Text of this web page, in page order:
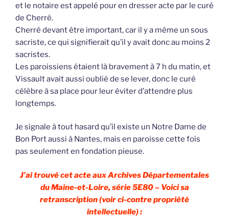
et le notaire est appelé pour en dresser acte par le curé
de Cherré.
Cherré devant être important, car il y a même un sous
sacriste, ce qui signifierait qu’il y avait donc au moins 2
sacristes.
Les paroissiens étaient là bravement à 7 h du matin, et
Vissault avait aussi oublié de se lever, donc le curé
célèbre à sa place pour leur éviter d’attendre plus
longtemps.
Je signale à tout hasard qu’il existe un Notre Dame de
Bon Port aussi à Nantes, mais en paroisse cette fois
pas seulement en fondation pieuse.
J’ai trouvé cet acte aux Archives Départementales
du Maine-et-Loire, série 5E80 – Voici sa
retranscription (voir ci-contre propriété
intellectuelle) :